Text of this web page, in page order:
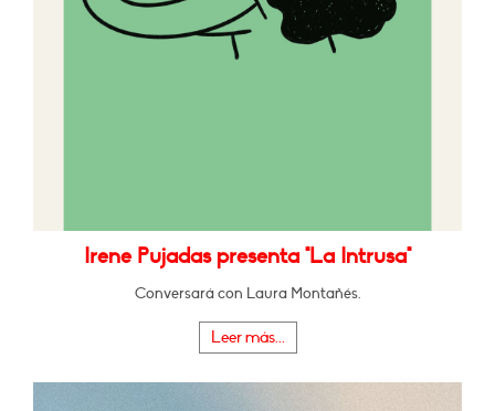
Irene Pujadas presenta "La Intrusa"
Conversará con Laura Montañés.
Leer más...